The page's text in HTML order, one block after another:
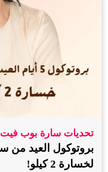
تحديات سارة بوب فيت
لخسارة 2 كيلو!